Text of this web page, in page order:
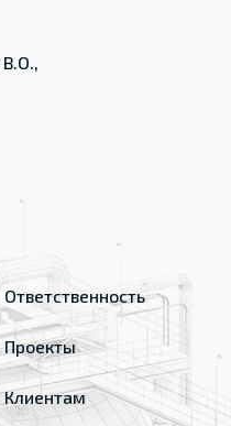
Ответственность
Проекты
Клиентам